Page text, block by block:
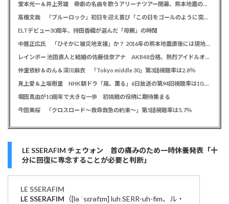
堂本光一＆井上芳雄 帝劇の名曲を歌うアリーナツアー開幕、熊本地震の募金箱も設置「ステージから元気を届けられる形になれば」
高橋文哉 「ブルーロック」初日を迎え喜び「この日をゴールのように突っ走ってきた」
ELTデビュー30周年、持田香織が選んだ「母親」の時間
中居正広氏 「ひそかに被災地支援」か？ 2016年の熊本地震直後には現地で炊き出し 親友・松本人志の闘病に心を痛め、頻繁に連絡も
レインボー 池田直人と結婚の佐藤佳奈アナ AKB48合格、熱烈アイドルオタク「さかなちゃん」として人気に、7月末に読売テレビ退社
仲里依紗＆のん＆深川麻衣 「Tokyo middle 30」第3話視聴率は2.8％
見上愛＆上坂樹里 NHK朝ドラ「風、薫る」6日放送の第94回視聴率は10.4％
堀田真由が10周年で大きな一歩 初挑戦の役柄に期待集まる
今田美桜 「クロスロード～救命救急の約束～」第5話視聴率は5.7％
LE SSERAFIM チェウォン 首の痛みのため一時休養発表「十
分に回復に専念することが必要と判断」
LESSERAFIM
LESSERAFIM （[lə ˈsɛrəfɪm] luh SERR-uh-fim、ル・